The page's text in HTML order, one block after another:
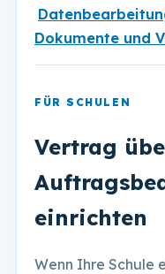
Dokumente und
FÜR SCHULEN
Vertrag
einrichten
Wenn Ihre Schule